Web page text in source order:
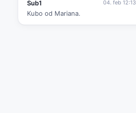
Sub1 04. feb 12:13
Kubo od Mariana.